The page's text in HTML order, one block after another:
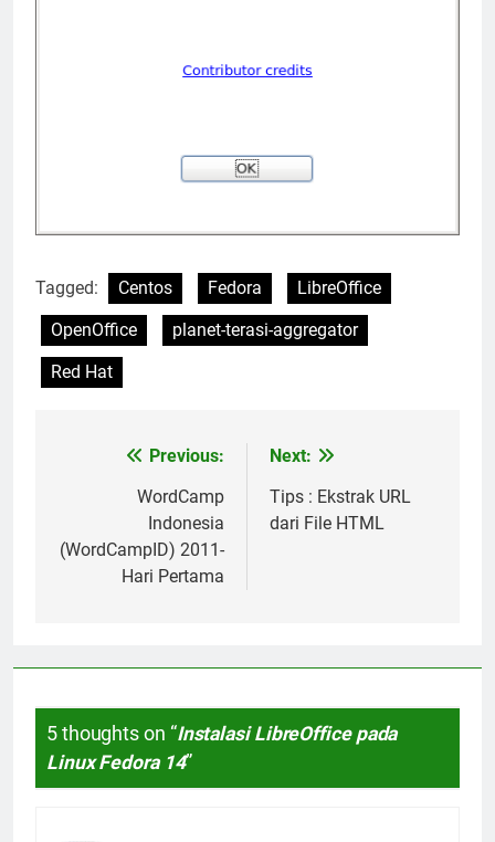
Tagged: Centos Fedora
LibreOffice
OpenOffice
planet-terasi-aggregator
Red Hat
navigation
Previous:
WordCamp
Indonesia
(WordCampID) 2011-
Hari Pertama
Next:
Tips : Ekstrak URL
dari File HTML
5 thoughts on “Instalasi LibreOffice pada
Linux Fedora 14”